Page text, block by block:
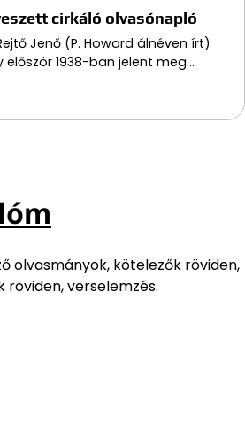
cirkáló olvasónapló
Jenő (P. Howard álnéven írt)
először 1938-ban jelent meg…
olvasmányok, kötelezők röviden,
verselemzés.